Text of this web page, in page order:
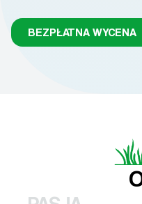
BEZPŁATNA WYCENA